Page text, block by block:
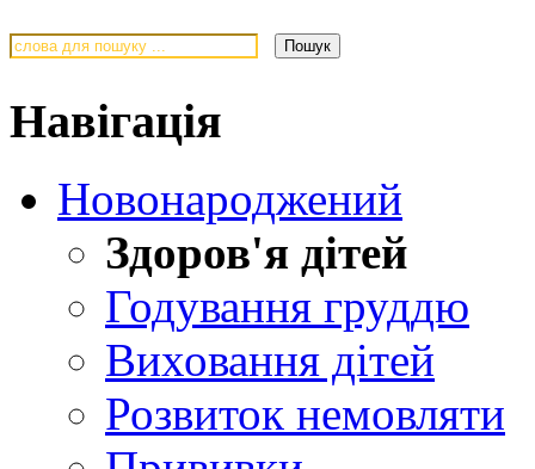
Навігація
Новонароджений
Здоров'я дітей
Годування груддю
Виховання дітей
Розвиток немовляти